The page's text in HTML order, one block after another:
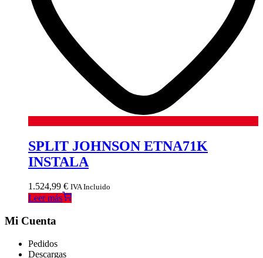
SPLIT JOHNSON ETNA71K
INSTALA
1.524,99 € IVA Incluido
Leer más
Mi Cuenta
Pedidos
Descargas